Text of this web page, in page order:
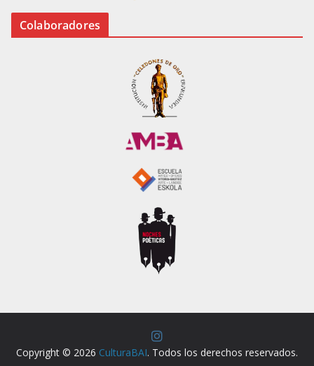
Colaboradores
Copyright © 2026 CulturaBAI. Todos los derechos reservados.